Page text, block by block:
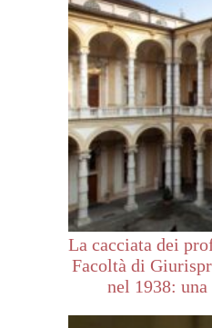
La cacciata dei
Facoltà di
nel 1938: